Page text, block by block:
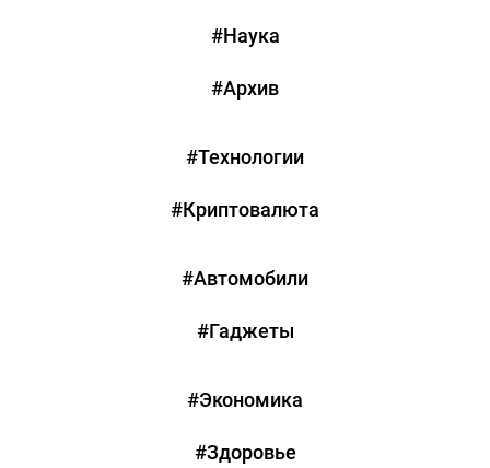
#Наука
#Архив
#Технологии
#Криптовалюта
#Автомобили
#Гаджеты
#Экономика
#Здоровье